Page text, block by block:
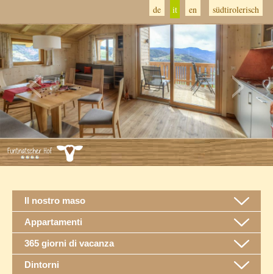
de it en südtirolerisch
Il nostro maso
Appartamenti
365 giorni di vacanza
Dintorni